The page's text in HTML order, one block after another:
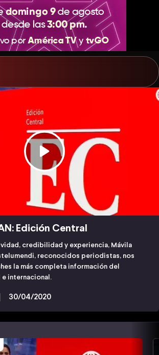
Edición Central
credibilidad y experiencia, Mávila
reconocidos periodistas, nos
la más completa información del
internacional.
30/04/2020